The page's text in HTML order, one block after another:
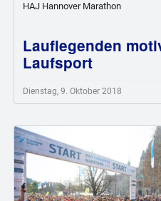
HAJ Hannover Marathon
Lauflegenden
Laufsport
Dienstag, 9. Oktober 2018